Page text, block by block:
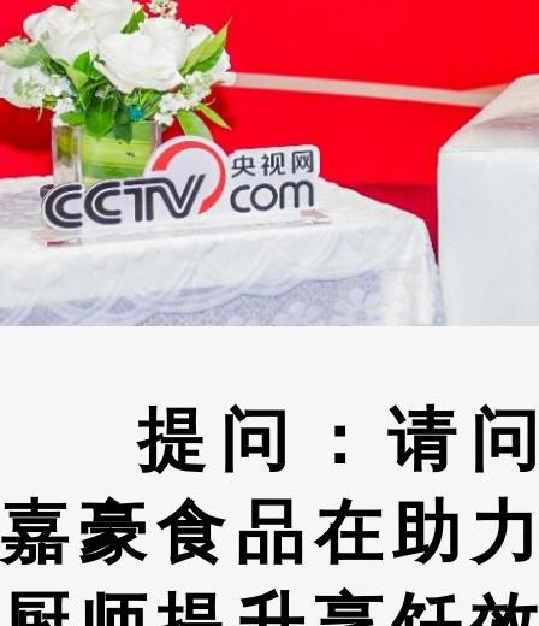
提问：请问
嘉豪食品在助力